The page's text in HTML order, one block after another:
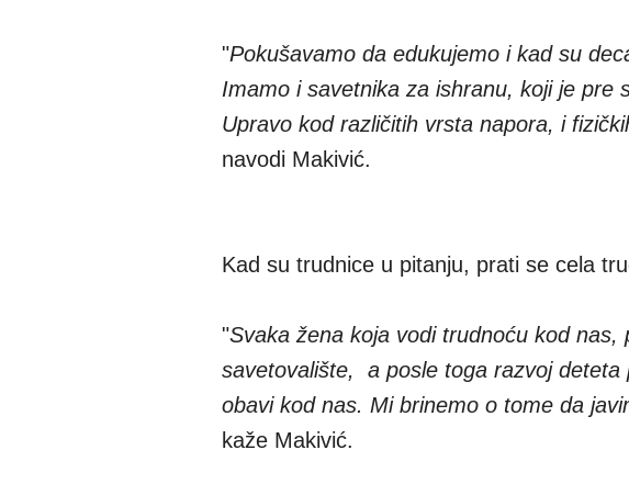
"Pokušavamo da edukujemo i kad su
Imamo i savetnika za ishranu, koji je pre
Upravo kod različitih vrsta napora, i
navodi Makivić.
Kad su trudnice u pitanju, prati se cela
"Svaka žena koja vodi trudnoću kod
savetovalište, a posle toga razvoj
obavi kod nas. Mi brinemo o tome da
kaže Makivić.